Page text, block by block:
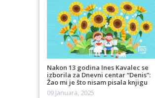
Nakon 13 godina Ines Kavalec se
izborila za Dnevni centar “Denis”:
Žao mi je što nisam pisala knjigu
09 Januara, 2025